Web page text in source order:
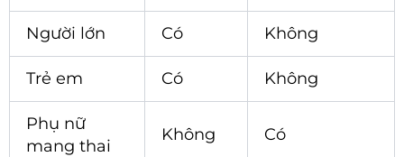
Người lớn Có Không
Trẻ em Có Không
Phụ nữ
mang thai
Không Có